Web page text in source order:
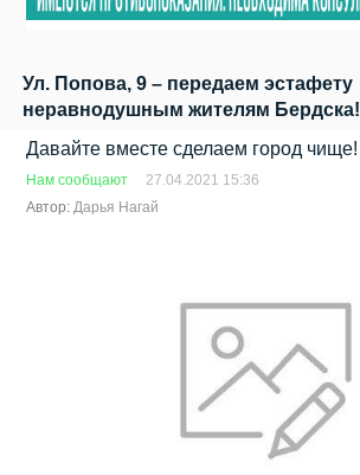
Ул. Попова, 9 – передаем эстафету
неравнодушным жителям Бердска!
Давайте вместе сделаем город чище!
Нам сообщают
27.04.2021 15:36
Автор:Дарья Нагай